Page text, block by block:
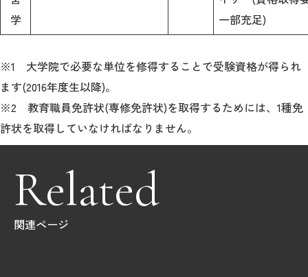
学
一部充足)
※1 大学院で必要な単位を修得することで受験資格が得られ
ます(2016年度生以降)。
※2 教育職員免許状(専修免許状)を取得するためには、1種免
許状を取得していなければなりません。
Related
関連ページ